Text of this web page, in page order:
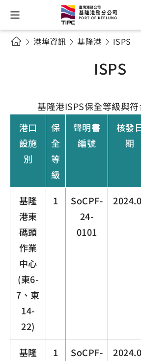
港埠資訊 基隆港 ISPS
ISPS
基隆港ISPS保全等級與
港口
設施
別
保
全
等
級
聲明書
編號
核發
期
基隆
港東
碼頭
作業
中心
(東6-
7、東
14-
22)
1
SoCPF-
24-
0101
基隆
1
SoCPF-